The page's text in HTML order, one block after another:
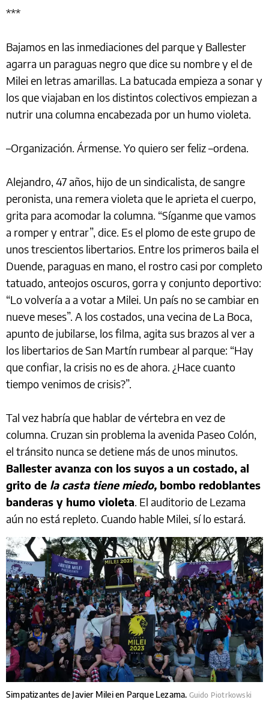
***
Bajamos en las inmediaciones del parque y Ballester
agarra un paraguas negro que dice su nombre y el de
Milei en letras amarillas. La batucada empieza a sonar y
los que viajaban en los distintos colectivos empiezan a
nutrir una columna encabezada por un humo violeta.
–Organización. Ármense. Yo quiero ser feliz –ordena.
Alejandro, 47 años, hijo de un sindicalista, de sangre
peronista, una remera violeta que le aprieta el cuerpo,
grita para acomodar la columna. “Síganme que vamos
a romper y entrar”, dice. Es el plomo de este grupo de
unos trescientos libertarios. Entre los primeros baila el
Duende, paraguas en mano, el rostro casi por completo
tatuado, anteojos oscuros, gorra y conjunto deportivo:
“Lo volvería a a votar a Milei. Un país no se cambiar en
nueve meses”. A los costados, una vecina de La Boca,
apunto de jubilarse, los filma, agita sus brazos al ver a
los libertarios de San Martín rumbear al parque: “Hay
que confiar, la crisis no es de ahora. ¿Hace cuanto
tiempo venimos de crisis?”.
Tal vez habría que hablar de vértebra en vez de
columna. Cruzan sin problema la avenida Paseo Colón,
el tránsito nunca se detiene más de unos minutos.
Ballester avanza con los suyos a un costado, al
grito de la casta tiene miedo, bombo redoblantes
banderas y humo violeta . El auditorio de Lezama
aún no está repleto. Cuando hable Milei, sí lo estará.
Simpatizantes de Javier Milei en Parque Lezama. Guido Piotrkowski